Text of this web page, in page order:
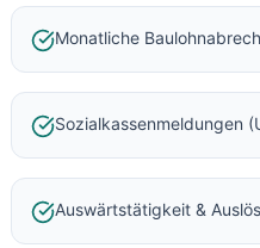
Monatliche
Sozialkassenmeldungen
Auswärtstätigkeit &
Backnang
Stuttgart
Heilbronn
Karlsruhe